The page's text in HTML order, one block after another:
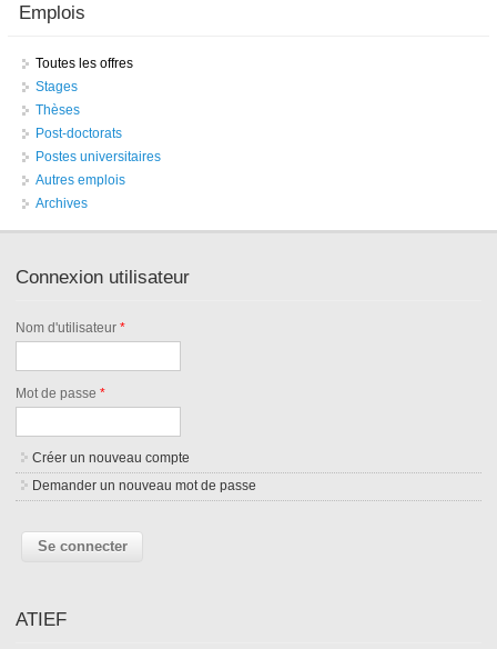
Emplois
Toutes les offres
Stages
Thèses
Post-doctorats
Postes universitaires
Autres emplois
Archives
Connexion utilisateur
Nom d'utilisateur*
Mot de passe*
Créer un nouveau compte
Demander un nouveau mot de passe
ATIEF